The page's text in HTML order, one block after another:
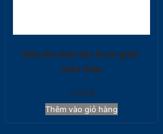
Nắp cho thân bản lề cài giảm
chấn thép
1.210 ₫
Thêm vào giỏ hàng